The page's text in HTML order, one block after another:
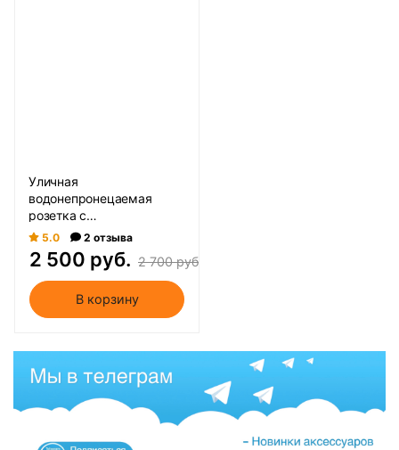
Уличная
водонепронецаемая
розетка с
энергопотреблением
Apple HomeKit
5.0 2 отзыва
2 500 руб. 2 700 руб.
В корзину